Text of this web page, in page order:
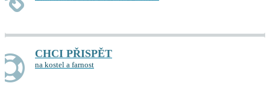
CHCI PŘISPĚT
na kostel a farnost